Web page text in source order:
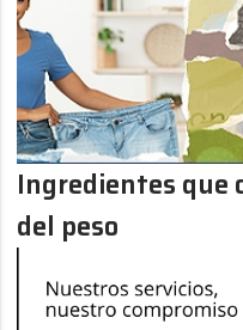
Ingredientes que
del peso